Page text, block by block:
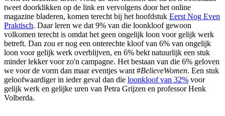
tweet doorklikken op de link en vervolgens door het online
magazine bladeren, komen terecht bij het hoofdstuk Eerst Nog Even
Praktisch. Daar leren we dat 9% van die loonkloof gewoon
volkomen terecht is omdat het geen ongelijk loon voor gelijk werk
betreft. Dan zou er nog een onterechte kloof van 6% van ongelijk
loon voor gelijk werk overblijven, en 6% bekt natuurlijk een stuk
minder lekker voor zo'n campagne. Het bestaan van die 6% geloven
we voor de vorm dan maar eventjes want #BelieveWomen. Een stuk
geloofwaardiger in ieder geval dan die loonkloof van 32% voor
gelijk werk en gelijke uren van Petra Grijzen en professor Henk
Volberda.